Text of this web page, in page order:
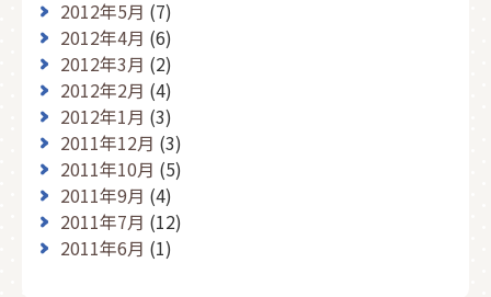
2012年5月 (7)
2012年4月 (6)
2012年3月 (2)
2012年2月 (4)
2012年1月 (3)
2011年12月 (3)
2011年10月 (5)
2011年9月 (4)
2011年7月 (12)
2011年6月 (1)